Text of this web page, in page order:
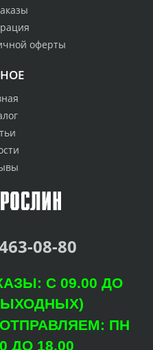
оферты
08-80
С 09.00 ДО
ПН
ДО 18.00